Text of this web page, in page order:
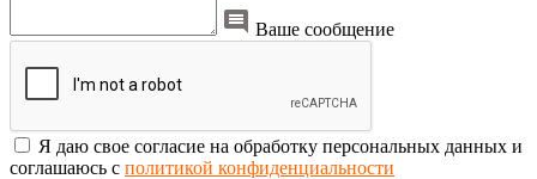
Ваше сообщение
Я даю свое согласие на обработку персональных данных и
соглашаюсь с политикой конфиденциальности